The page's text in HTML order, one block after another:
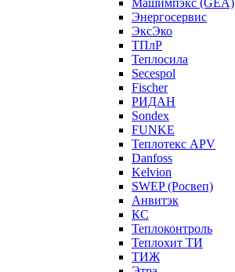
Машимпэкс (GEA)
Энергосервис
ЭксЭко
ТПлР
Теплосила
Secespol
Fischer
РИДАН
Sondex
FUNKE
Теплотекс APV
Danfoss
Kelvion
SWEP (Росвеп)
Анвитэк
КС
Теплоконтроль
Теплохит ТИ
ТИЖ